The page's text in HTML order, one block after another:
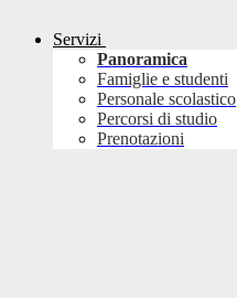
Servizi
Panoramica
Famiglie e studenti
Personale scolastico
Percorsi di studio
Prenotazioni